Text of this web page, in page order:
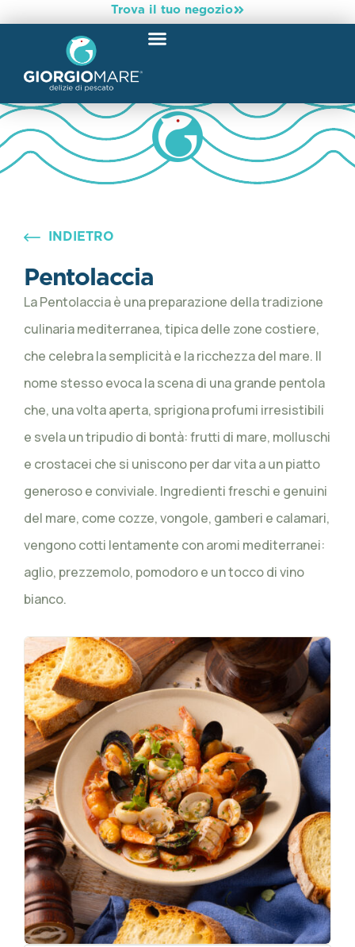
Trova il tuo negozio
INDIETRO
Pentolaccia
La Pentolaccia è una preparazione della tradizione
culinaria mediterranea, tipica delle zone costiere,
che celebra la semplicità e la ricchezza del mare. Il
nome stesso evoca la scena di una grande pentola
che, una volta aperta, sprigiona profumi irresistibili
e svela un tripudio di bontà: frutti di mare, molluschi
e crostacei che si uniscono per dar vita a un piatto
generoso e conviviale. Ingredienti freschi e genuini
del mare, come cozze, vongole, gamberi e calamari,
vengono cotti lentamente con aromi mediterranei:
aglio, prezzemolo, pomodoro e un tocco di vino
bianco.